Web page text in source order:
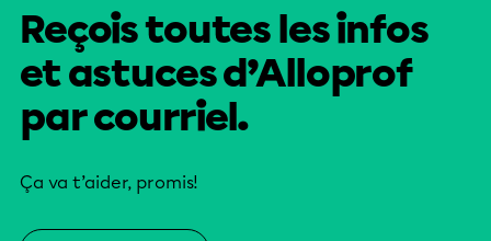
Reçois toutes les infos
et astuces d’Alloprof
par courriel.
Ça va t’aider, promis!